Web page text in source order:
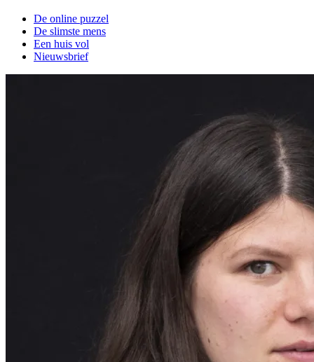
De online puzzel
De slimste mens
Een huis vol
Nieuwsbrief